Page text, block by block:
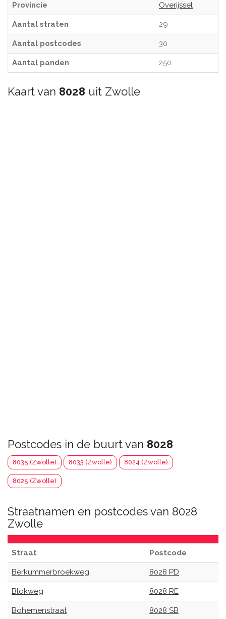
Provincie Overijssel
Aantal straten 29
Aantal postcodes 30
Aantal panden 250
Kaart van 8028 uit Zwolle
Postcodes in de buurt van 8028
8035 (Zwolle) 8033 (Zwolle) 8024 (Zwolle)
8025 (Zwolle)
Straatnamen en postcodes van 8028
Zwolle
Straat Postcode
Berkummerbroekweg 8028 PD
Blokweg 8028 RE
Bohemenstraat 8028 SB